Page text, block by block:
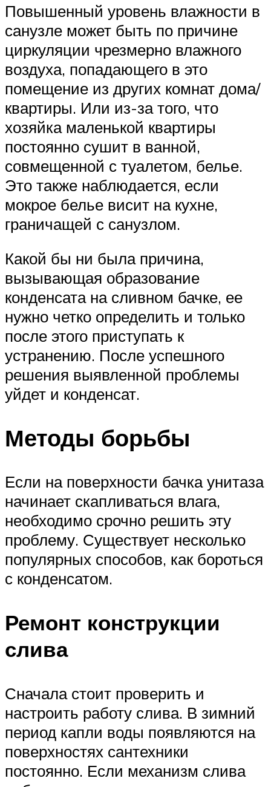
Повышенный уровень влажности в
санузле может быть по причине
циркуляции чрезмерно влажного
воздуха, попадающего в это
помещение из других комнат дома/
квартиры. Или из-за того, что
хозяйка маленькой квартиры
постоянно сушит в ванной,
совмещенной с туалетом, белье.
Это также наблюдается, если
мокрое белье висит на кухне,
граничащей с санузлом.
Какой бы ни была причина,
вызывающая образование
конденсата на сливном бачке, ее
нужно четко определить и только
после этого приступать к
устранению. После успешного
решения выявленной проблемы
уйдет и конденсат.
Методы борьбы
Если на поверхности бачка унитаза
начинает скапливаться влага,
необходимо срочно решить эту
проблему. Существует несколько
популярных способов, как бороться
с конденсатом.
Ремонт конструкции
слива
Сначала стоит проверить и
настроить работу слива. В зимний
период капли воды появляются на
поверхностях сантехники
постоянно. Если механизм слива